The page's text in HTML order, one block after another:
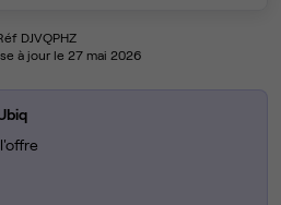
DJVQPHZ
à jour le 27 mai 2026